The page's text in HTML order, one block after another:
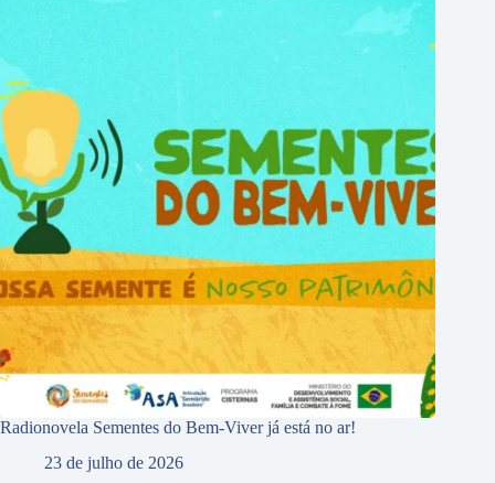
Radionovela Sementes do Bem-Viver já está no ar!
23 de julho de 2026